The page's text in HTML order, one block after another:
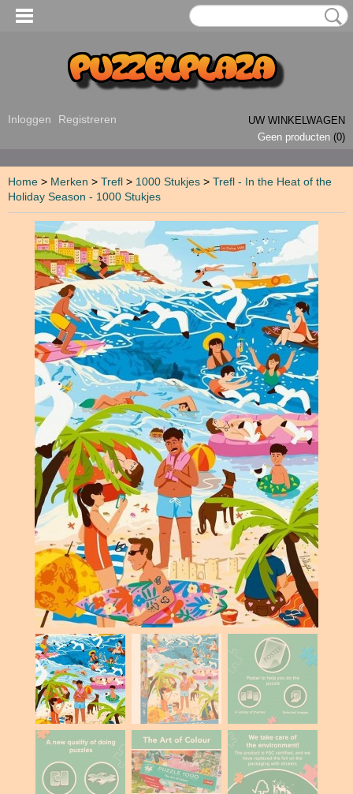
Inloggen Registreren
UW WINKELWAGEN
Geen producten (0)
Home > Merken > Trefl > 1000 Stukjes > Trefl - In the Heat of the
Holiday Season - 1000 Stukjes